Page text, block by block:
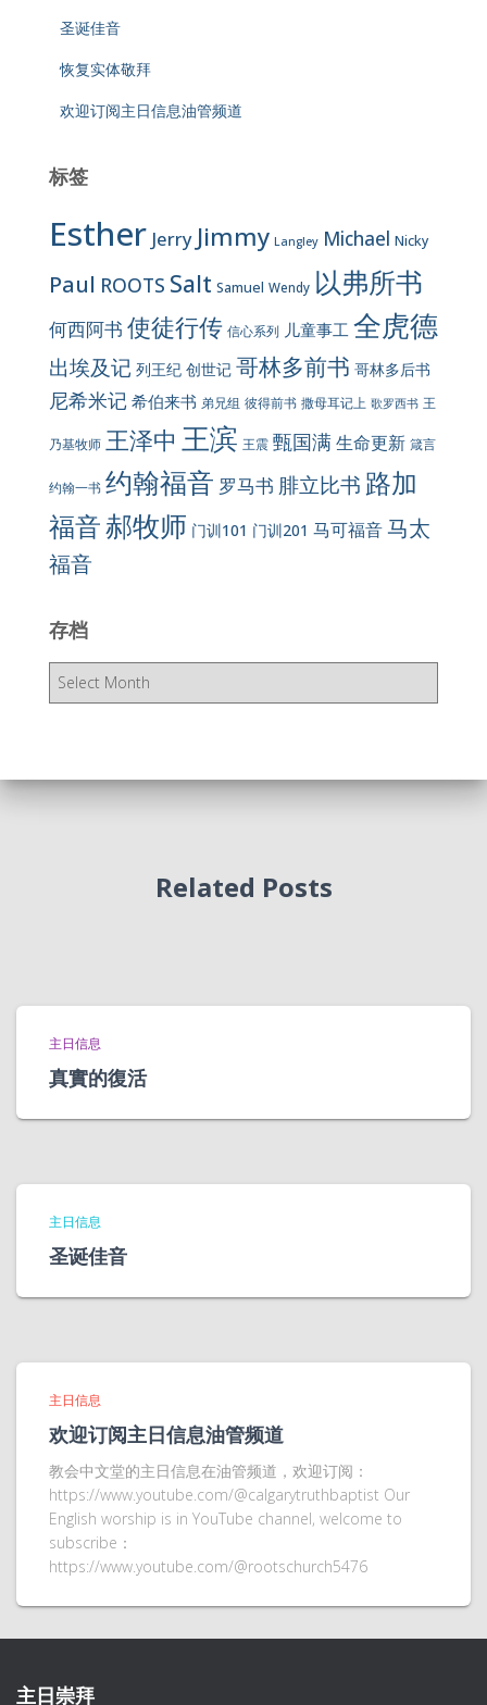
圣诞佳音
恢复实体敬拜
欢迎订阅主日信息油管频道
标签
Esther Jerry Jimmy Langley Michael Nicky
Paul ROOTS Salt Samuel Wendy 以弗所书
何西阿书 使徒行传 信心系列 儿童事工 全虎德
出埃及记 列王纪 创世记 哥林多前书 哥林多后书
尼希米记 希伯来书 弟兄组 彼得前书 撒母耳记上 歌罗西书 王
乃基牧师 王泽中 王滨 王震 甄国满生命更新 箴言
约翰一书 约翰福音 罗马书 腓立比书 路加
福音郝牧师 门训101 门训201 马可福音马太
福音
存档
存
Related Posts
主日信息
真實的復活
主日信息
圣诞佳音
主日信息
欢迎订阅主日信息油管频道
教会中文堂的主日信息在油管频道，欢迎订阅：
https://www.youtube.com/@calgarytruthbaptist Our
English worship is in YouTube channel, welcome to
subscribe：
https://www.youtube.com/@rootschurch5476
主日崇拜